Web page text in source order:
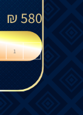
580
₪
-